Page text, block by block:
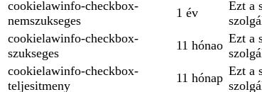
cookielawinfo-checkbox-
nemszukseges
1 év
Ezt a
cookielawinfo-checkbox-
szukseges
11 hónao Ezt a
cookielawinfo-checkbox-
teljesitmeny
11 hónap Ezt a